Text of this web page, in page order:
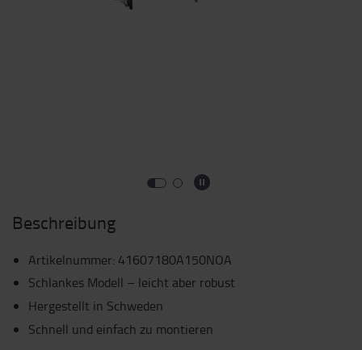
Beschreibung
Artikelnummer: 41607180A150NOA
Schlankes Modell – leicht aber robust
Hergestellt in Schweden
Schnell und einfach zu montieren